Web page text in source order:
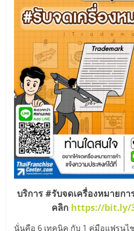
บริการ #รับจดเครื่องหมายก
คลิก https://bit.ly/
นั่นคือ 6 เทคนิค กับ 1 คู่มือแฟรนไ